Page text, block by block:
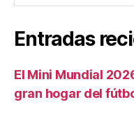
Entradas
El Mini Mundial
gran hogar del